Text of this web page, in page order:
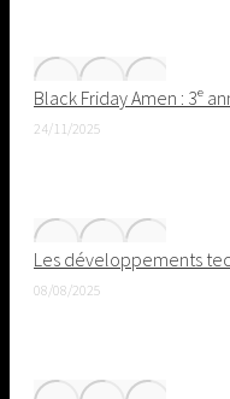
Black Friday Amen : 3ᵉ
24/11/2025
Les développements
08/08/2025